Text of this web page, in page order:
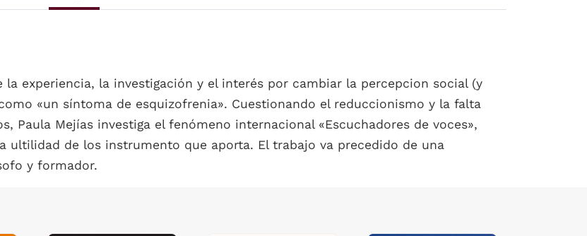
la experiencia, la investigación y el interés por cambiar la percepcion social (y
«un síntoma de esquizofrenia». Cuestionando el reduccionismo y la falta
Paula Mejías investiga el fenómeno internacional «Escuchadores de voces»,
ultilidad de los instrumento que aporta. El trabajo va precedido de una
y formador.